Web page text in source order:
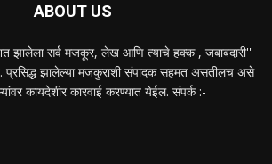
ABOUT US
झालेला सर्व मजकूर, लेख आणि त्याचे हक्क , जबाबदारी''
झालेल्या मजकुराशी संपादक सहमत असतीलच असे
कायदेशीर कारवाई करण्यात येईल. संपर्क :-